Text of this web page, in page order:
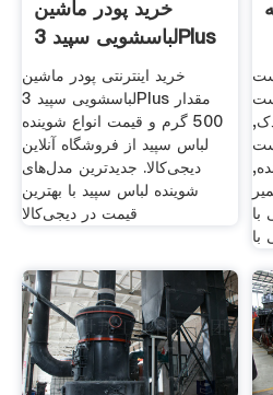
خرید پودر ماشین
لباسشویی سپید 3Plus
مقدار
خرید اینترنتی پودر ماشین
لباسشویی سپید 3Plus مقدار
500 گرم و قیمت انواع شوینده
لباس سپید از فروشگاه آنلاین
دیجی‌کالا. جدیدترین مدل‌های
شوینده لباس سپید با بهترین
قیمت در دیجی‌کالا
با